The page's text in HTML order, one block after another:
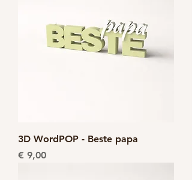
3D WordPOP - Beste papa
Prijs
€ 9,00